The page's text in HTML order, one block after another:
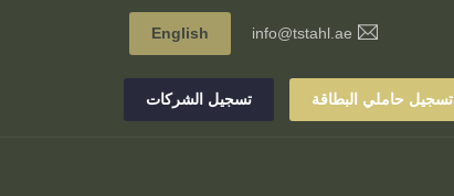
info@tstahl.ae
English
تسجيل حاملي البطاقة تسجيل الشركات